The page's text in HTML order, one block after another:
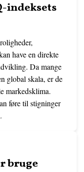
indeksets
have en direkte
Da mange
global skala, er de
markedsklima.
føre til stigninger
bruge